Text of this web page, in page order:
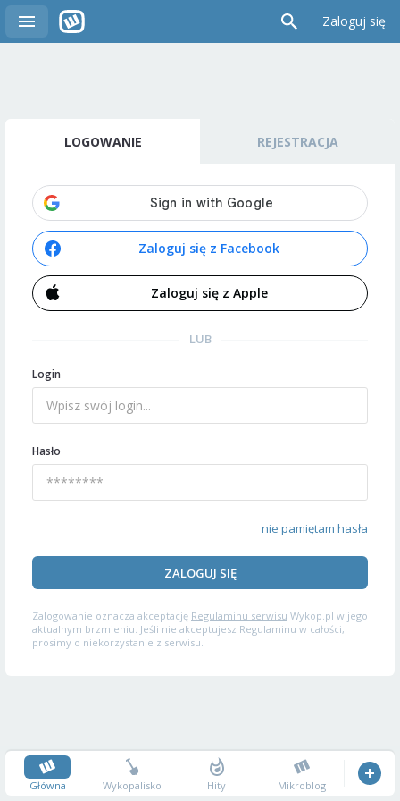
Zaloguj się
LOGOWANIE REJESTRACJA
Zaloguj się z Facebook
Zaloguj się z Apple
LUB
Login
Hasło
nie pamiętam hasła
ZALOGUJ SIĘ
Zalogowanie oznacza akceptację Regulaminu serwisu Wykop.pl w jego
aktualnym brzmieniu. Jeśli nie akceptujesz Regulaminu w całości,
prosimy o niekorzystanie z serwisu.
Główna Wykopalisko Hity Mikroblog